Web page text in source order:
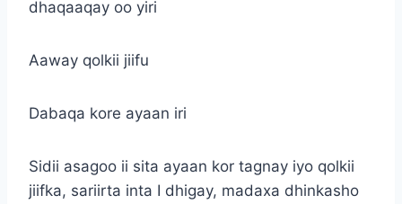
dhaqaaqay oo yiri
Aaway qolkii jiifu
Dabaqa kore ayaan iri
Sidii asagoo ii sita ayaan kor tagnay iyo qolkii
jiifka, sariirta inta I dhigay, madaxa dhinkasho